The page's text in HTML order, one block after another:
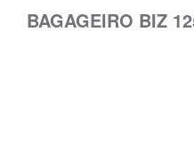
BAGAGEIRO BIZ